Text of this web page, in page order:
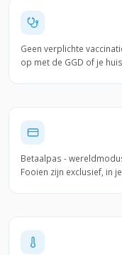
Geen verplichte
op met de GGD of je
Betaalpas -
Fooien zijn exclusief, in